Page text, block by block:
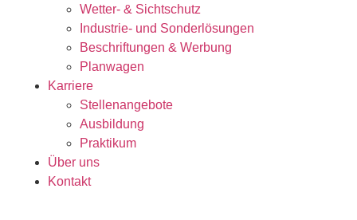
Wetter- & Sichtschutz
Industrie- und Sonderlösungen
Beschriftungen & Werbung
Planwagen
Karriere
Stellenangebote
Ausbildung
Praktikum
Über uns
Kontakt